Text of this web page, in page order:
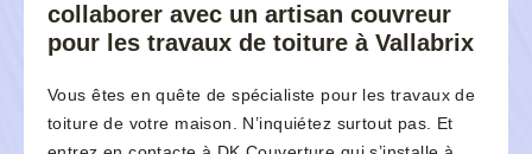
collaborer avec un artisan couvreur
pour les travaux de toiture à Vallabrix
Vous êtes en quête de spécialiste pour les travaux de
toiture de votre maison. N’inquiétez surtout pas. Et